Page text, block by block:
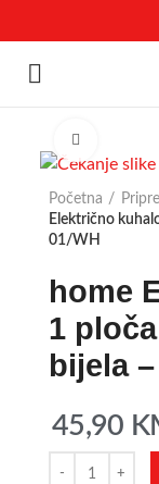
Početna
Električno
01/WH
home
1
bijela
45,90